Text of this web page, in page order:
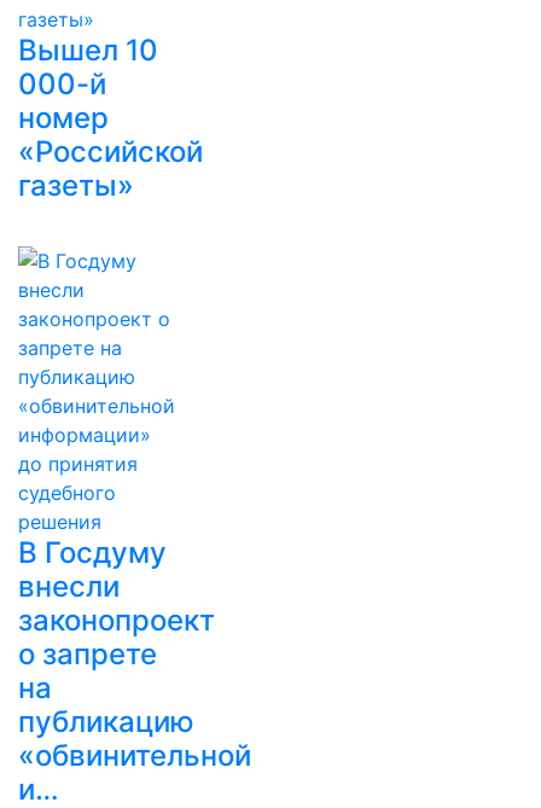
Вышел 10
000-й
номер
«Российской
газеты»
В Госдуму
внесли
законопроект
о запрете
на
публикацию
«обвинительной
и…